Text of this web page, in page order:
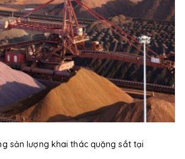
sản lượng khai thác quặng sắt tại